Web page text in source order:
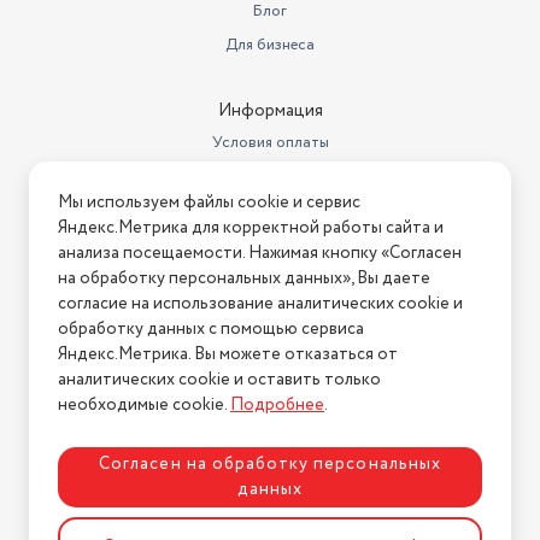
есть
чайник
Блог
Для бизнеса
Информация
Условия оплаты
Условия возврата
Нашли ошибку на сайте? Напишите нам
2026 © Интернет-магазин "АстМаркет". У нас есть всё!
Политика конфиденциальности
Разработка сайтаASTDESIGN
Мы используем файлы cookie и сервис
Яндекс.Метрика для корректной работы сайта и
анализа посещаемости. Нажимая кнопку «Согласен
на обработку персональных данных», Вы даете
согласие на использование аналитических cookie и
обработку данных с помощью сервиса
Яндекс.Метрика. Вы можете отказаться от
аналитических cookie и оставить только
необходимые cookie.Подробнее.
Согласен на обработку персональных
данных